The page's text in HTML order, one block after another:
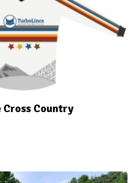
Cross Country